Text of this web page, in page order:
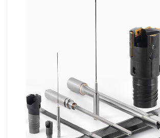
せ、工具コストを削減し、安定した寸